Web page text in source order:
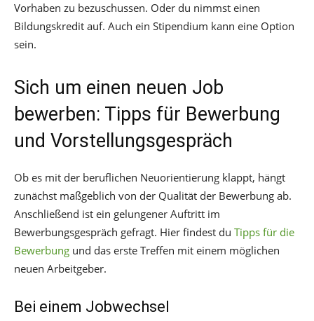
Vorhaben zu bezuschussen. Oder du nimmst einen
Bildungskredit auf. Auch ein Stipendium kann eine Option
sein.
Sich um einen neuen Job
bewerben: Tipps für Bewerbung
und Vorstellungsgespräch
Ob es mit der beruflichen Neuorientierung klappt, hängt
zunächst maßgeblich von der Qualität der Bewerbung ab.
Anschließend ist ein gelungener Auftritt im
Bewerbungsgespräch gefragt. Hier findest du Tipps für die
Bewerbung und das erste Treffen mit einem möglichen
neuen Arbeitgeber.
Bei einem Jobwechsel